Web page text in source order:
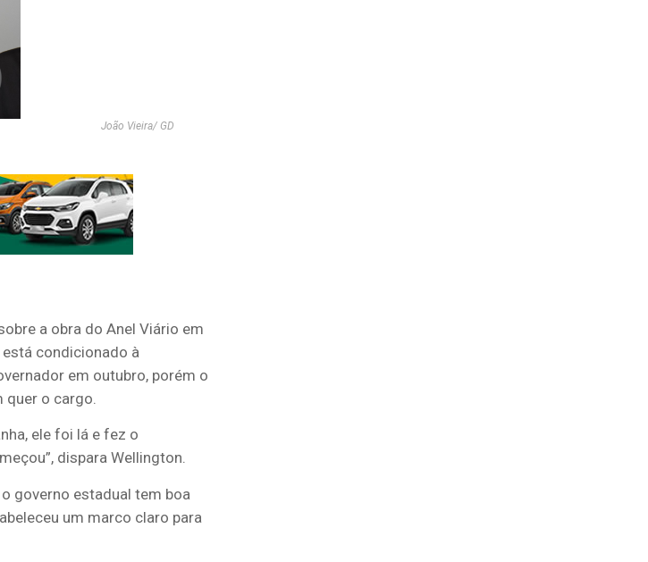
João Vieira/ GD
a obra do Anel Viário em
condicionado à
em outubro, porém o
quer o cargo.
ele foi lá e fez o
dispara Wellington.
governo estadual tem boa
um marco claro para